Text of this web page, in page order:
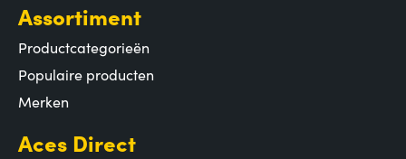
Assortiment
Productcategorieën
Populaire producten
Merken
Aces Direct